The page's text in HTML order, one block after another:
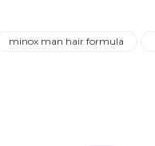
minox man hair formula